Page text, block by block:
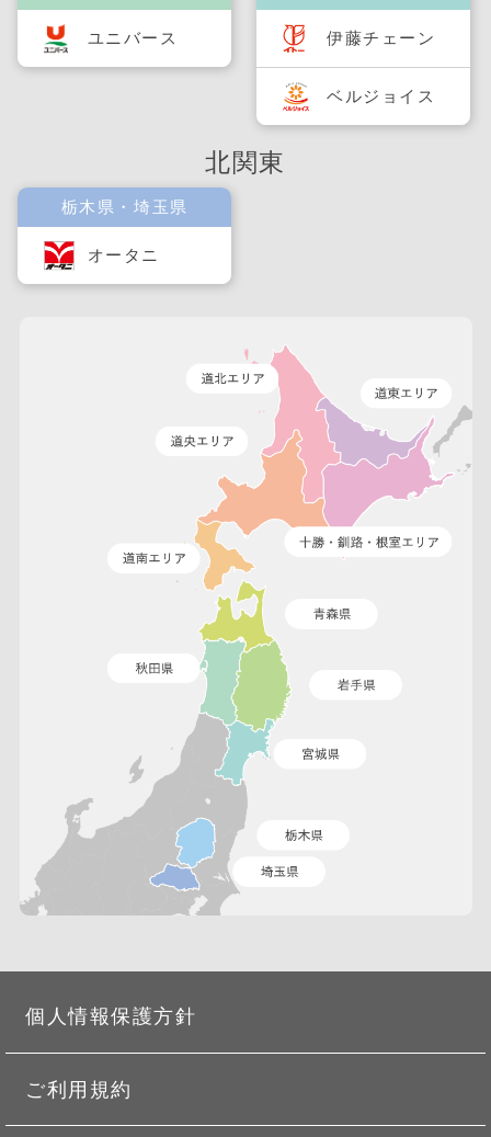
ユニバース 伊藤チェーン
ベルジョイス
北関東
栃木県・埼玉県
オータニ
個人情報保護方針
ご利用規約